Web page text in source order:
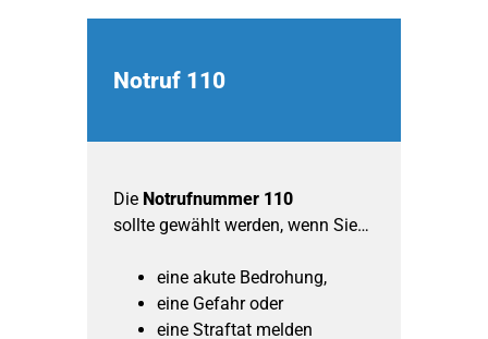
Notruf 110
Die Notrufnummer 110
sollte gewählt werden, wenn Sie…
eine akute Bedrohung,
eine Gefahr oder
eine Straftat melden